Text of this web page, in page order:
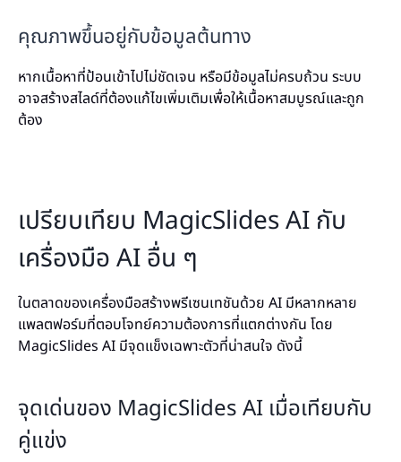
คุณภาพขึ้นอยู่กับข้อมูลต้นทาง
หากเนื้อหาที่ป้อนเข้าไปไม่ชัดเจน หรือมีข้อมูลไม่ครบถ้วน ระบบ
อาจสร้างสไลด์ที่ต้องแก้ไขเพิ่มเติมเพื่อให้เนื้อหาสมบูรณ์และถูก
ต้อง
เปรียบเทียบ MagicSlides AI กับ
เครื่องมือ AI อื่น ๆ
ในตลาดของเครื่องมือสร้างพรีเซนเทชันด้วย AI มีหลากหลาย
แพลตฟอร์มที่ตอบโจทย์ความต้องการที่แตกต่างกัน โดย
MagicSlides AI มีจุดแข็งเฉพาะตัวที่น่าสนใจ ดังนี้
จุดเด่นของ MagicSlides AI เมื่อเทียบกับ
คู่แข่ง